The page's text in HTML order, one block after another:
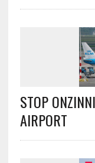
STOP
AIRPORT